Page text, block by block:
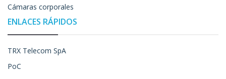
Cámaras corporales
ENLACES RÁPIDOS
TRX Telecom SpA
PoC